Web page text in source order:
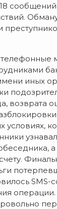
телефонные
иных
возврата
условиях,
а
SMS-